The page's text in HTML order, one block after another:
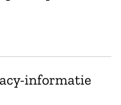
informatie